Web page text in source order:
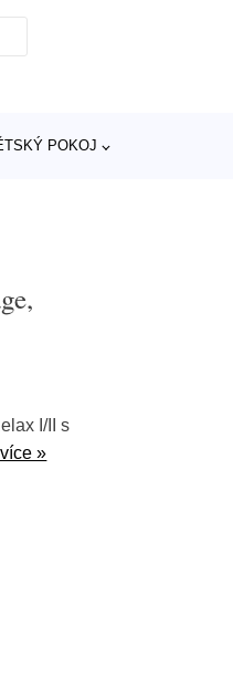
POKOJ
I/II s
»